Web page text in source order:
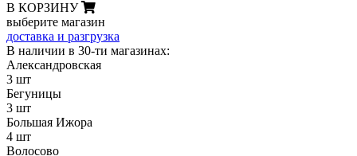
В КОРЗИНУ
выберите магазин
доставка и разгрузка
В наличии в 30-ти магазинах:
Александровская
3 шт
Бегуницы
3 шт
Большая Ижора
4 шт
Волосово